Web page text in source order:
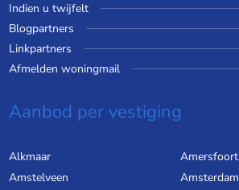
Indien u twijfelt
Blogpartners
Linkpartners
Afmelden woningmail
Aanbod per vestiging
Alkmaar
Amersfoort
Amstelveen
Amsterdam